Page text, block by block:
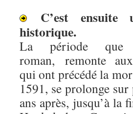
C’est ensuite
historique.
La période
roman, remonte
qui ont précédé la
1591, se prolonge
ans après, jusqu’à la